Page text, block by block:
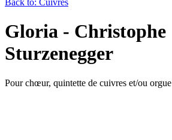
Gloria - Christophe
Sturzenegger
Pour chœur, quintette de cuivres et/ou orgue